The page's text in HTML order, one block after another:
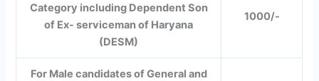
Category including Dependent Son
of Ex- serviceman of Haryana
(DESM)
1000/-
For Male candidates of General and